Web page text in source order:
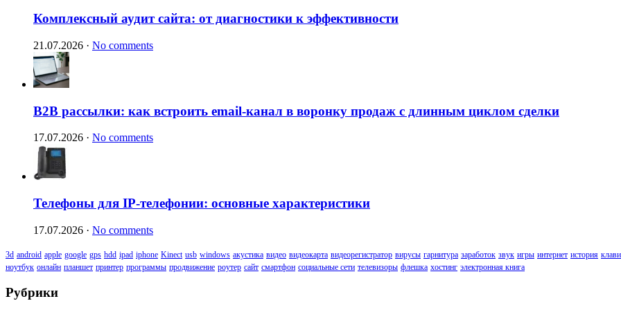
Комплексный аудит сайта: от диагностики к эффективности
21.07.2026 · No comments
B2B рассылки: как встроить email-канал в воронку продаж с длинным циклом сделки
17.07.2026 · No comments
Телефоны для IP-телефонии: основные характеристики
17.07.2026 · No comments
3d android apple google gps hdd ipad iphone Kinect usb windows акустика видео видеокарта видеорегистратор вирусы гарнитура заработок звук игры интернет история
ноутбук онлайн планшет принтер программы продвижение роутер сайт смартфон социальные сети телевизоры флешка хостинг электронная книга
Рубрики